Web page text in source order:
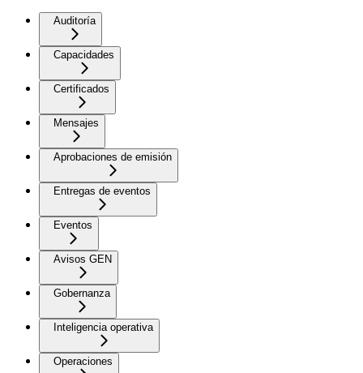
Auditoría
Capacidades
Certificados
Mensajes
Aprobaciones de emisión
Entregas de eventos
Eventos
Avisos GEN
Gobernanza
Inteligencia operativa
Operaciones